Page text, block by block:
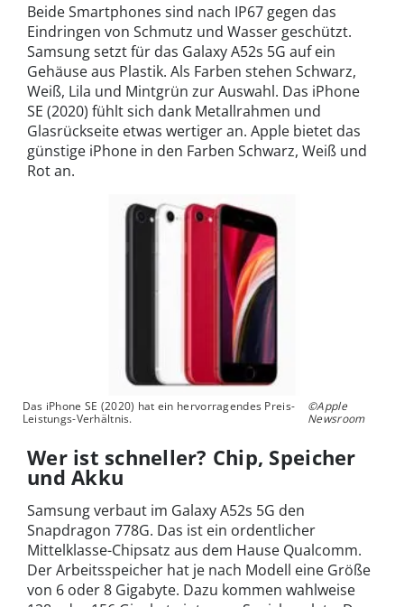
Beide Smartphones sind nach IP67 gegen das
Eindringen von Schmutz und Wasser geschützt.
Samsung setzt für das Galaxy A52s 5G auf ein
Gehäuse aus Plastik. Als Farben stehen Schwarz,
Weiß, Lila und Mintgrün zur Auswahl. Das iPhone
SE (2020) fühlt sich dank Metallrahmen und
Glasrückseite etwas wertiger an. Apple bietet das
günstige iPhone in den Farben Schwarz, Weiß und
Rot an.
Das iPhone SE (2020) hat ein hervorragendes Preis-
Leistungs-Verhältnis.
©Apple
Newsroom
Wer ist schneller? Chip, Speicher
und Akku
Samsung verbaut im Galaxy A52s 5G den
Snapdragon 778G. Das ist ein ordentlicher
Mittelklasse-Chipsatz aus dem Hause Qualcomm.
Der Arbeitsspeicher hat je nach Modell eine Größe
von 6 oder 8 Gigabyte. Dazu kommen wahlweise